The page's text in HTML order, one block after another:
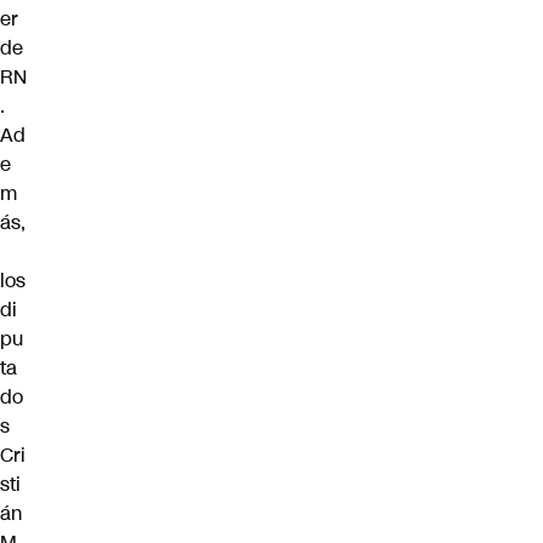
er
de
RN
.
Ad
e
m
ás,
los
di
pu
ta
do
s
Cri
sti
án